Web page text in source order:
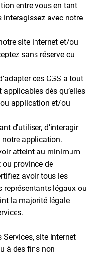
entre vous en tant
interagissez avec notre
site internet et/ou
sans réserve ou
ces CGS à tout
applicables dès qu’elles
application et/ou
d’utiliser, d’interagir
notre application.
atteint au minimum
ou province de
avoir tous les
représentants légaux ou
la majorité légale
Services, site internet
à des fins non